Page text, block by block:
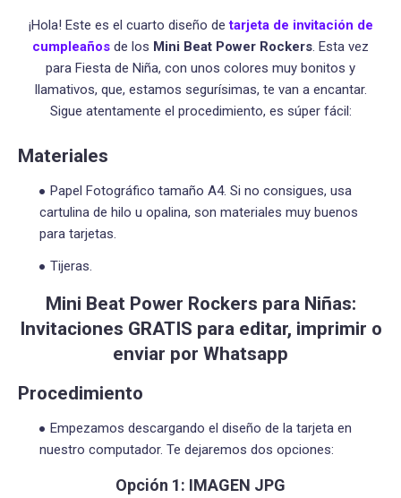
¡Hola! Este es el cuarto diseño detarjeta de invitación de
cumpleaños de los Mini Beat Power Rockers. Esta vez
para Fiesta de Niña, con unos colores muy bonitos y
llamativos, que, estamos segurísimas, te van a encantar.
Sigue atentamente el procedimiento, es súper fácil:
Materiales
Papel Fotográfico tamaño A4. Si no consigues, usa
cartulina de hilo u opalina, son materiales muy buenos
para tarjetas.
Tijeras.
Mini Beat Power Rockers para Niñas:
Invitaciones GRATIS para editar, imprimir o
enviar por Whatsapp
Procedimiento
Empezamos descargando el diseño de la tarjeta en
nuestro computador. Te dejaremos dos opciones:
Opción 1: IMAGEN JPG